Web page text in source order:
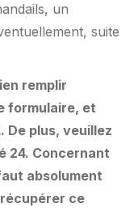
un
suite
remplir
formulaire, et
. De plus, veuillez
24. Concernant
absolument
ce